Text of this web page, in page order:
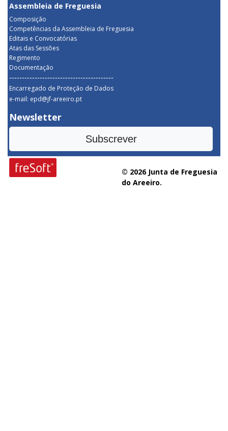
Assembleia de Freguesia
Composição
Competências da Assembleia de Freguesia
Editais e Convocatórias
Atas das Sessões
Regimento
Documentação
-----------------------------------------
Encarregado de Proteção de Dados
e-mail: epd@jf-areeiro.pt
Newsletter
Subscrever
© 2026 Junta de Freguesia
do Areeiro.